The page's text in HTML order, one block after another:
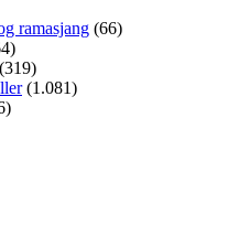
ramasjang (66)
(1.081)